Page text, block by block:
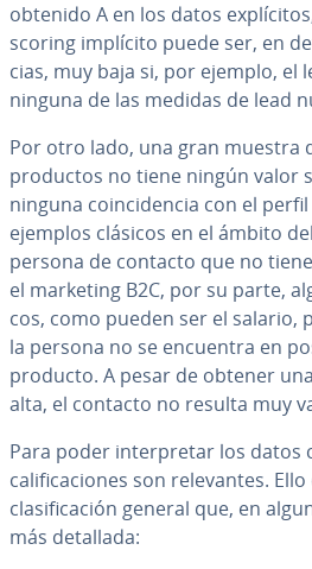
obtenido A en los datos
scoring implícito puede ser, en
cias, muy baja si, por ejemplo, el
ninguna de las medidas de lead
Por otro lado, una gran muestra
productos no tiene ningún valor
ninguna coin­ci­de­n­cia con el
ejemplos clásicos en el ámbito
persona de contacto que no
el marketing B2C, por su parte,
cos, como pueden ser el salario,
la persona no se encuentra en
producto. A pesar de obtener
alta, el contacto no resulta muy
Para poder in­te­r­pre­tar los datos
ca­li­fi­ca­cio­nes son re­le­va­n­tes.
cla­si­fi­ca­ción general que, en
más detallada: